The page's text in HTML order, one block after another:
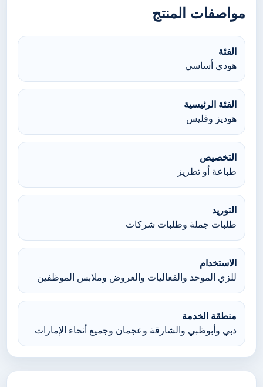
مواصفات المنتج
الفئة
هودي أساسي
الفئة الرئيسية
هوديز وفليس
التخصيص
طباعة أو تطريز
التوريد
طلبات جملة وطلبات شركات
الاستخدام
للزي الموحد والفعاليات والعروض وملابس الموظفين
منطقة الخدمة
دبي وأبوظبي والشارقة وعجمان وجميع أنحاء الإمارات